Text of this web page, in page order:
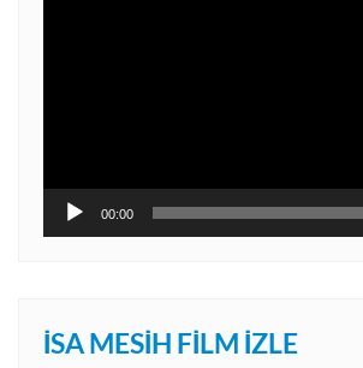
00:00
İSA MESIH FILM İZLE